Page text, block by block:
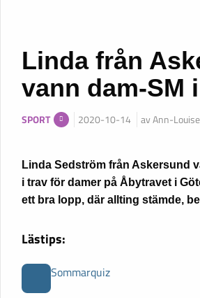
Linda från
vann dam-SM
SPORT 2020-10-14 av Ann-
Linda Sedström från Askersund
i trav för damer på Åbytravet i
ett bra lopp, där allting stämde,
Lästips:
Sommarquiz